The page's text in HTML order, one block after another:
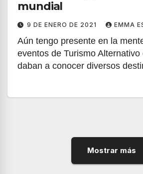
mundial
9 DE ENERO DE 2021 EMMA
Aún tengo presente en la
eventos de Turismo
daban a conocer diversos
Mostrar más